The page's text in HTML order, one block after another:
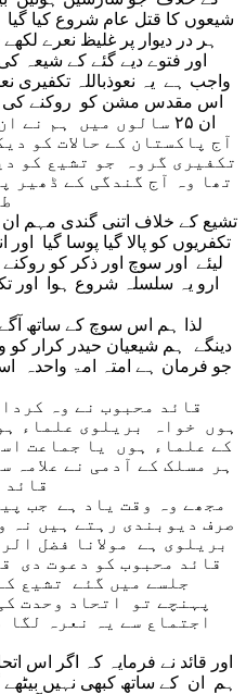
شیعوں کا قتل عام شروع کیا
ہر در دیوار پر غلیظ نعرے
اور فتوے دیے گئے کے شیعہ
واجب ہے یہ نعوذباللہ تکفیری
اس مقدس مشن کو روکنے کی
ان ۲۵ سالوں میں ہم
آج پاکستان کے حالات کو
تکفیری گروہ جو تشیع کو
تھا وہ آج گندگی کے ڈھیر
تشیع کے خلاف اتنی گندی مہم
تکفریوں کو پالا گیا پوسا گیا
لیئے اور سوچ اور ذکر کو روکنے
ارو یہ سلسلہ شروع ہوا اور
لذا ہم اس سوچ کے ساتھ آگے
دینگے ہم شیعیان حیدر کرار
جو فرمان ہے امتہ امۃ واحدہ
قائد محبوب نے وہ
ہوں خواہ بریلوی علماء
کے علماء ہوں یا جماعت
ہر مسلک کے آدمی نے علامہ
قائد
مجھے وہ وقت یاد ہے جب
صرف دیوبندی رہتے ہیں نہ
بریلوی ہے مولانا فضل
قائد محبوب کو دعوت دی
جلسے میں گئے تشیع
پہنچے تو اتحاد وحدت
اجتماع سے یہ نعرہ
اور قائد نے فرمایہ کہ اگر اس
ہم ان کے ساتھ کبھی نہیں